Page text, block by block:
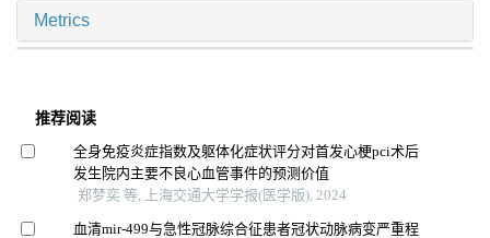
Metrics
推荐阅读
全身免疫炎症指数及躯体化症状评分对首发心梗pci术后
发生院内主要不良心血管事件的预测价值
郑梦奕 等, 上海交通大学学报(医学版), 2024
血清mir-499与急性冠脉综合征患者冠状动脉病变严重程